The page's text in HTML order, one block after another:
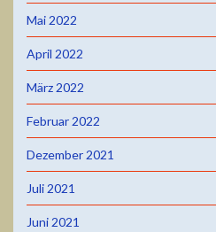
Mai 2022
April 2022
März 2022
Februar 2022
Dezember 2021
Juli 2021
Juni 2021